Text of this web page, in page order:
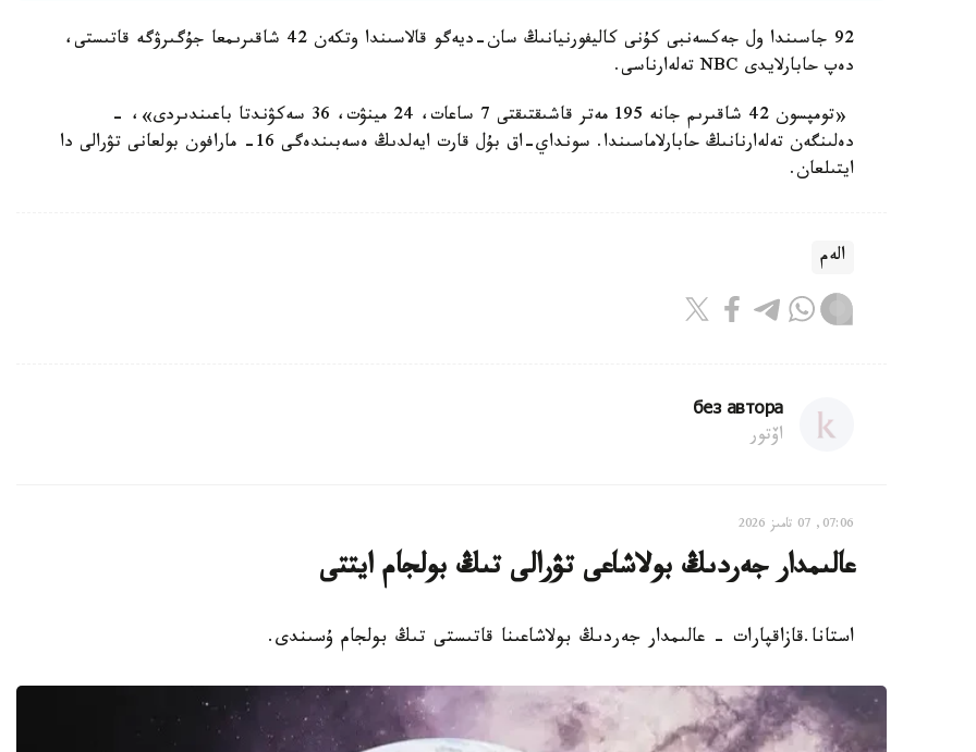
92 جاسىندا ول جەكسەنبى كۇنى كاليفورنيانىڭ سان-ديەگو قالاسىندا وتكەن 42 شاقىرىمعا جۇگىرۋگە قاتىستى،
دەپ حابارلايدى NBC تەلەارناسى.
«تومپسون 42 شاقىرىم جانە 195 مەتر قاشىقتىقتى 7 ساعات، 24 مينۋت، 36 سەكۋندتا باعىندىردى»، -
دەلىنگەن تەلەارنانىڭ حابارلاماسىندا. سونداي-اق بۇل قارت ايەلدىڭ ەسەبىندەگى 16- مارافون بولعانى تۋرالى دا
ايتىلعان.
الەم
без автора
اۆتور
07:06, 07 تامىز 2026
عالىمدار جەردىڭ بولاشاعى تۋرالى تىڭ بولجام ايتتى
استانا.قازاقپارات - عالىمدار جەردىڭ بولاشاعىنا قاتىستى تىڭ بولجام ۇسىندى.